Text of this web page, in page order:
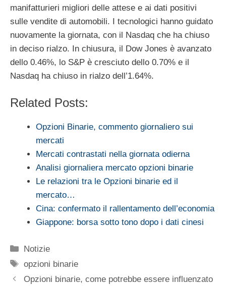
manifatturieri migliori delle attese e ai dati positivi
sulle vendite di automobili. I tecnologici hanno guidato
nuovamente la giornata, con il Nasdaq che ha chiuso
in deciso rialzo. In chiusura, il Dow Jones è avanzato
dello 0.46%, lo S&P è cresciuto dello 0.70% e il
Nasdaq ha chiuso in rialzo dell’1.64%.
Related Posts:
Opzioni Binarie, commento giornaliero sui
mercati
Mercati contrastati nella giornata odierna
Analisi giornaliera mercato opzioni binarie
Le relazioni tra le Opzioni binarie ed il
mercato…
Cina: confermato il rallentamento dell’economia
Giappone: borsa sotto tono dopo i dati cinesi
Categorie
Notizie
Tag
opzioni binarie
Opzioni binarie, come potrebbe essere influenzato